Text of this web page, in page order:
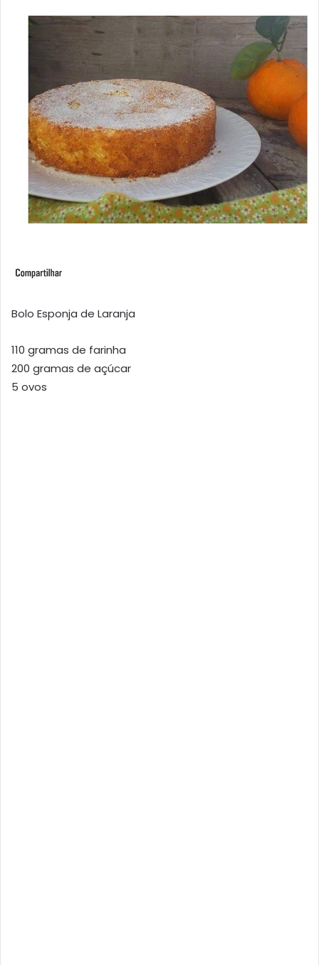
Bolo Esponja de Laranja
110 gramas de farinha
200 gramas de açúcar
5 ovos